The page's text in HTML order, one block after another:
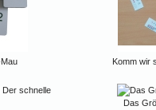
Komm wir
Das